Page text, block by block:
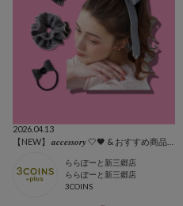
2026.04.13
ららぽーと新三郷店
ららぽーと新三郷店
3COINS